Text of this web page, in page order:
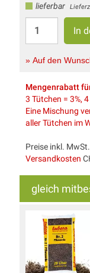
lieferbar
» Auf den
Mengenrabatt
3 Tütchen = 3%,
Eine Mischung
aller Tütchen im
Preise inkl. MwSt.
Versandkosten
gleich